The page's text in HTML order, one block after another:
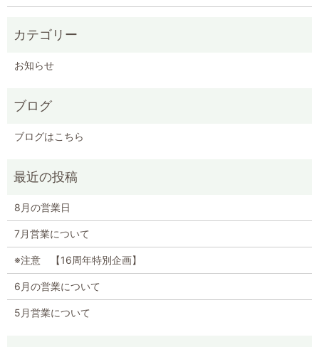
お知らせ
ブログ
ブログはこちら
8月の営業日
7月営業について
※注意 【16周年特別企画】
6月の営業について
5月営業について